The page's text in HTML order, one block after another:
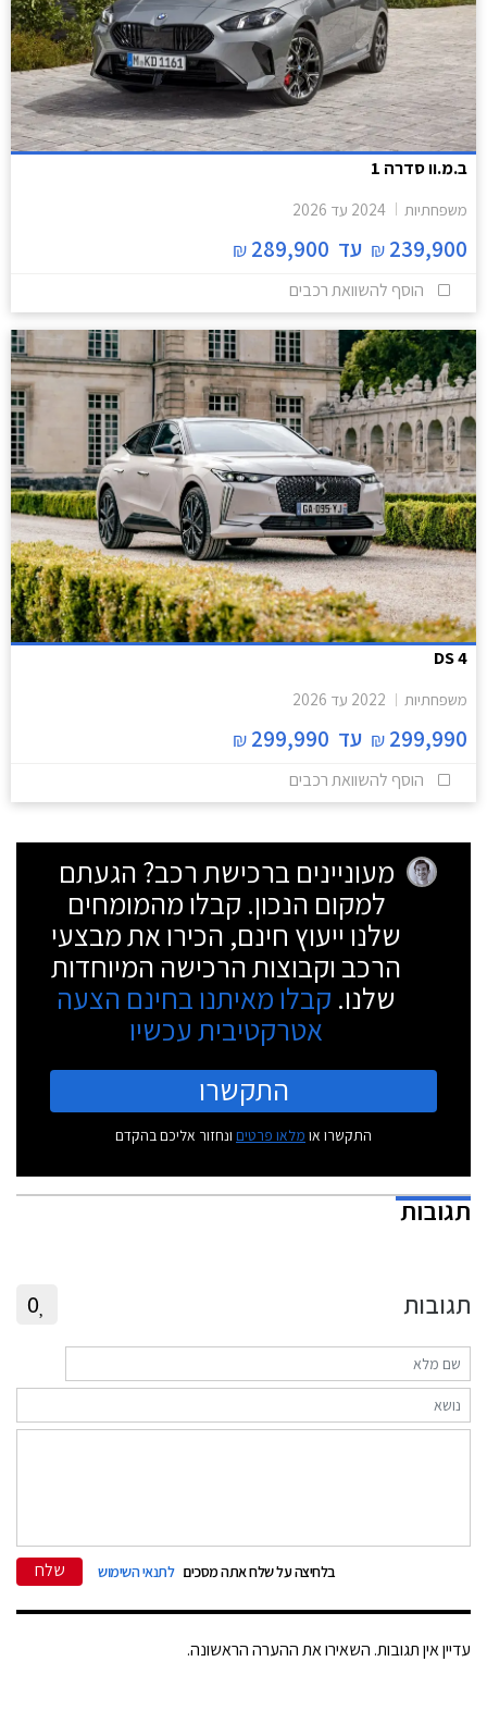
ב.מ.וו סדרה 1
משפחתיות 2024 עד 2026
239,900
₪ עד 289,900
₪
הוסף להשוואת רכבים
DS 4
משפחתיות 2022 עד 2026
299,990
₪ עד 299,990
₪
הוסף להשוואת רכבים
מעוניינים ברכישת רכב? הגעתם
למקום הנכון. קבלו מהמומחים
שלנו ייעוץ חינם, הכירו את מבצעי
הרכב וקבוצות הרכישה המיוחדות
שלנו. קבלו מאיתנו בחינם הצעה
אטרקטיבית עכשיו
התקשרו
התקשרו או מלאו פרטים ונחזור אליכם בהקדם
תגובות
תגובות 0
בלחיצה על שלח אתה מסכים לתנאי השימוש שלח
עדיין אין תגובות. השאירו את ההערה הראשונה.